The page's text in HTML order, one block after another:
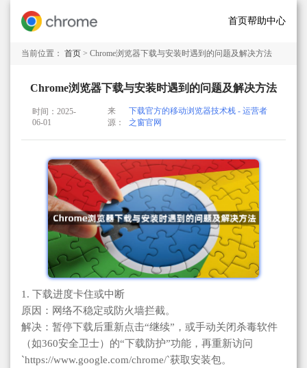
首页帮助中心
当前位置： 首页 > Chrome浏览器下载与安装时遇到的问题及解决方法
Chrome浏览器下载与安装时遇到的问题及解决方法
时间：2025-
06-01
来
源：
下载官方的移动浏览器技术栈 - 运营者
之窗官网
1. 下载进度卡住或中断
原因：网络不稳定或防火墙拦截。
解决：暂停下载后重新点击“继续”，或手动关闭杀毒软件
（如360安全卫士）的“下载防护”功能，再重新访问
`https://www.google.com/chrome/`获取安装包。